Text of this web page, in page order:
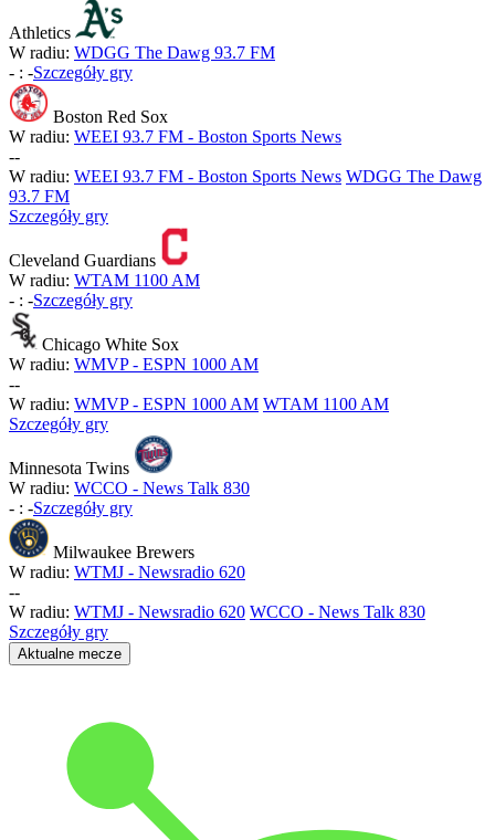
Athletics
W radiu: WDGG The Dawg 93.7 FM
- : -Szczegóły gry
Boston Red Sox
W radiu: WEEI 93.7 FM - Boston Sports News
--
W radiu: WEEI 93.7 FM - Boston Sports News WDGG The Dawg
93.7 FM
Szczegóły gry
Cleveland Guardians
W radiu: WTAM 1100 AM
- : -Szczegóły gry
Chicago White Sox
W radiu: WMVP - ESPN 1000 AM
--
W radiu: WMVP - ESPN 1000 AM WTAM 1100 AM
Szczegóły gry
Minnesota Twins
W radiu: WCCO - News Talk 830
- : -Szczegóły gry
Milwaukee Brewers
W radiu: WTMJ - Newsradio 620
--
W radiu: WTMJ - Newsradio 620 WCCO - News Talk 830
Szczegóły gry
Aktualne mecze